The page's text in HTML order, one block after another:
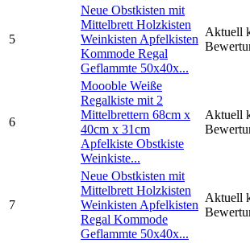
5
Neue Obstkisten mit
Mittelbrett Holzkisten
Weinkisten Apfelkisten
Kommode Regal
Geflammte 50x40x...
Aktuell
6
Moooble Weiße
Regalkiste mit 2
Mittelbrettern 68cm x
40cm x 31cm
Apfelkiste Obstkiste
Weinkiste...
Aktuell
7
Neue Obstkisten mit
Mittelbrett Holzkisten
Weinkisten Apfelkisten
Regal Kommode
Geflammte 50x40x...
Aktuell